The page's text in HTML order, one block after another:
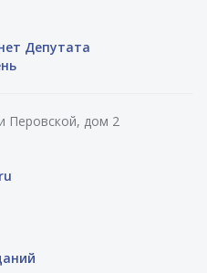
Депутата
Перовской, дом 2